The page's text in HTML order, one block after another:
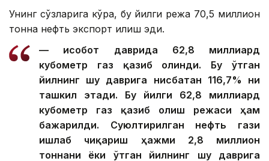
Унинг сўзларига кўра, бу йилги режа 70,5 миллион
тонна нефть экспорт қилиш эди.
— Ҳисобот даврида 62,8 миллиард
кубометр газ қазиб олинди. Бу ўтган
йилнинг шу даврига нисбатан 116,7% ни
ташкил этади. Бу йилги 62,8 миллиард
кубометр газ қазиб олиш режаси ҳам
бажарилди. Суюлтирилган нефть гази
ишлаб чиқариш ҳажми 2,8 миллион
тоннани ёки ўтган йилнинг шу даврига